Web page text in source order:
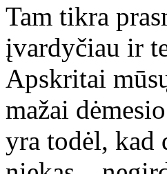
Tam tikra
įvardyčiau ir
Apskritai
mažai
yra todėl, kad